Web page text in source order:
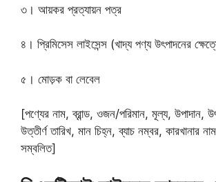
৩। আয়কর প্রত্যায়ন পত্র
৪। প্রিমিসেস লাইসেন্স (খাদ্য পণ্য উৎপাদনের
৫। মোড়ক বা লেবেল
[পণ্যের নাম, ব্রান্ড, ওজন/পরিমান, মূল্য, উপাদান,
উত্তীর্ণ তারিখ, মান চিহ্ন, ব্যাচ নম্বর, কারখানার
সম্বলিত]